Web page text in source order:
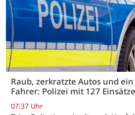
Raub, zerkratzte Autos und
Fahrer: Polizei mit 127
07:37 Uhr